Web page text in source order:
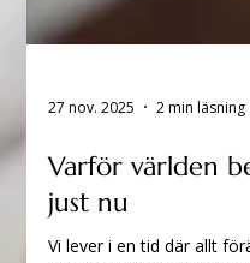
27 nov. 2025 2 min läsning